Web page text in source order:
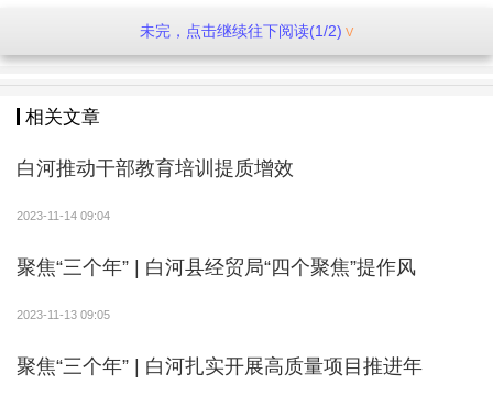
农产品助销，既解决了农户卖难，也满足了用户需
求。买乡下土特产，自己吃着放心，也帮农户解决了销
应急管理局一位干部说，农村的土特产绿色天然，单位
每年都来村上参加戏曲进乡村助消费活动，这次又买到
文化实践、文明融入为主题的戏曲进乡村文化活动，多
戏曲进乡村文化惠民演出活动为载体，持续开展类似活
未完，点击继续往下阅读(1/2)
相关文章
白河推动干部教育培训提质增效
2023-11-14 09:04
聚焦“三个年” | 白河县经贸局“四个聚焦”提作风
2023-11-13 09:05
聚焦“三个年” | 白河扎实开展高质量项目推进年